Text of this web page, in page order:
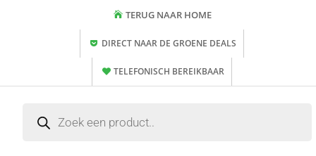
TERUG NAAR HOME
DIRECT NAAR DE GROENE DEALS
TELEFONISCH BEREIKBAAR
zoeken